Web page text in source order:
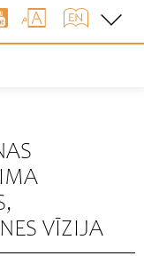
VĪZIJA